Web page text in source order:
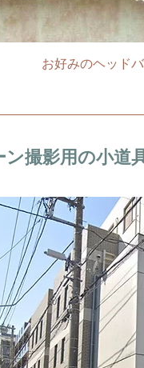
お好みのヘッド
撮影用の小道